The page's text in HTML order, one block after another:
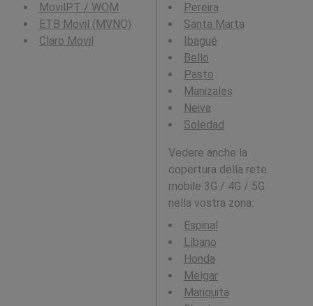
MovilPT / WOM
ETB Movil (MVNO)
Claro Movil
Pereira
Santa Marta
Ibagué
Bello
Pasto
Manizales
Neiva
Soledad
Vedere anche la
copertura della rete
mobile 3G / 4G / 5G
nella vostra zona:
Espinal
Líbano
Honda
Melgar
Mariquita